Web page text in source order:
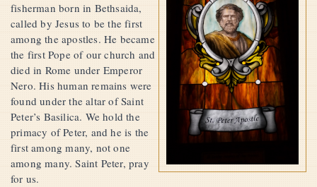
fisherman born in Bethsaida,
called by Jesus to be the first
among the apostles. He became
the first Pope of our church and
died in Rome under Emperor
Nero. His human remains were
found under the altar of Saint
Peter’s Basilica. We hold the
primacy of Peter, and he is the
first among many, not one
among many. Saint Peter, pray
for us.